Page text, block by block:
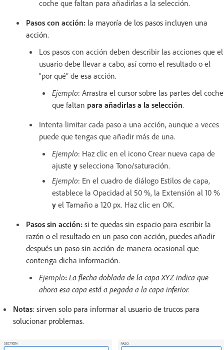
coche que faltan para añadirlas a la selección.
Pasos con acción: la mayoría de los pasos incluyen una
acción.
Los pasos con acción deben describir las acciones que el
usuario debe llevar a cabo, así como el resultado o el
“por qué” de esa acción.
Ejemplo: Arrastra el cursor sobre las partes del coche
que faltan para añadirlas a la selección.
Intenta limitar cada paso a una acción, aunque a veces
puede que tengas que añadir más de una.
Ejemplo: Haz clic en el icono Crear nueva capa de
ajuste y selecciona Tono/saturación.
Ejemplo: En el cuadro de diálogo Estilos de capa,
establece la Opacidad al 50 %, la Extensión al 10 %
y el Tamaño a 120 px. Haz clic en OK.
Pasos sin acción: si te quedas sin espacio para escribir la
razón o el resultado en un paso con acción, puedes añadir
después un paso sin acción de manera ocasional que
contenga dicha información.
Ejemplo: La flecha doblada de la capa XYZ indica que
ahora esa capa está a pegada a la capa inferior.
Notas: sirven solo para informar al usuario de trucos para
solucionar problemas.